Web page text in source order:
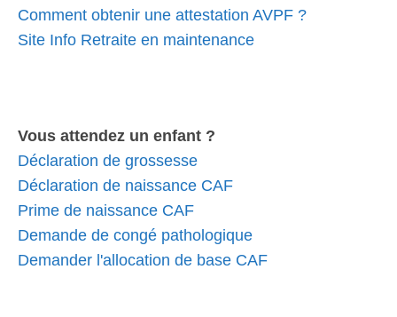
Comment obtenir une attestation AVPF ?
Site Info Retraite en maintenance
Vous attendez un enfant ?
Déclaration de grossesse
Déclaration de naissance CAF
Prime de naissance CAF
Demande de congé pathologique
Demander l'allocation de base CAF